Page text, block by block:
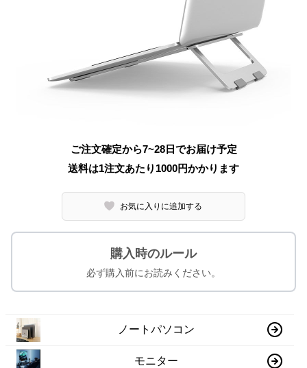
ご注文確定から7~28日でお届け予定
送料は1注文あたり 1000円かかります
お気に入りに追加する
購入時のルール
必ず購入前にお読みください。
ノートパソコン
モニター